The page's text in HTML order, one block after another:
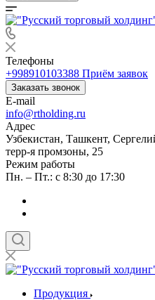
Телефоны
+998910103388 Приём заявок
Заказать звонок
E-mail
info@rtholding.ru
Адрес
Узбекистан, Ташкент,
терр-я промзоны, 25
Режим работы
Пн. – Пт.: с 8:30 до 17:30
Продукция